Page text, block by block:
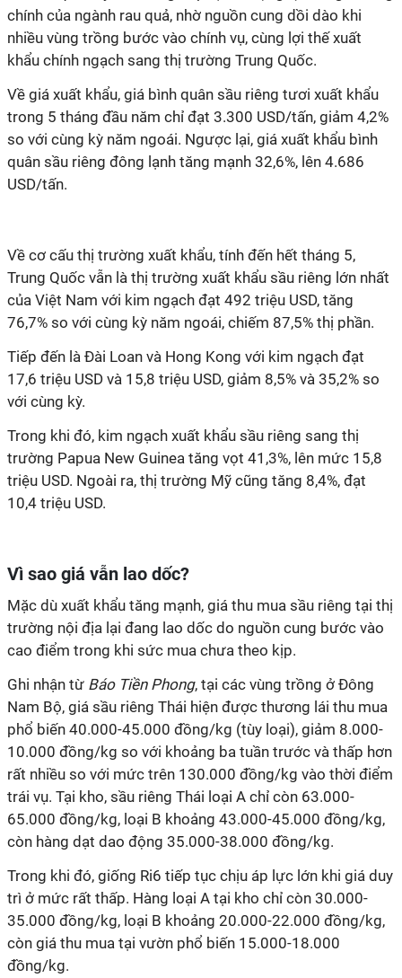
chính của ngành rau quả, nhờ nguồn cung dồi dào khi
nhiều vùng trồng bước vào chính vụ, cùng lợi thế xuất
khẩu chính ngạch sang thị trường Trung Quốc.
Về giá xuất khẩu, giá bình quân sầu riêng tươi xuất khẩu
trong 5 tháng đầu năm chỉ đạt 3.300 USD/tấn, giảm 4,2%
so với cùng kỳ năm ngoái. Ngược lại, giá xuất khẩu bình
quân sầu riêng đông lạnh tăng mạnh 32,6%, lên 4.686
USD/tấn.
Về cơ cấu thị trường xuất khẩu, tính đến hết tháng 5,
Trung Quốc vẫn là thị trường xuất khẩu sầu riêng lớn nhất
của Việt Nam với kim ngạch đạt 492 triệu USD, tăng
76,7% so với cùng kỳ năm ngoái, chiếm 87,5% thị phần.
Tiếp đến là Đài Loan và Hong Kong với kim ngạch đạt
17,6 triệu USD và 15,8 triệu USD, giảm 8,5% và 35,2% so
với cùng kỳ.
Trong khi đó, kim ngạch xuất khẩu sầu riêng sang thị
trường Papua New Guinea tăng vọt 41,3%, lên mức 15,8
triệu USD. Ngoài ra, thị trường Mỹ cũng tăng 8,4%, đạt
10,4 triệu USD.
Vì sao giá vẫn lao dốc?
Mặc dù xuất khẩu tăng mạnh, giá thu mua sầu riêng tại thị
trường nội địa lại đang lao dốc do nguồn cung bước vào
cao điểm trong khi sức mua chưa theo kịp.
Ghi nhận từ Báo Tiền Phong, tại các vùng trồng ở Đông
Nam Bộ, giá sầu riêng Thái hiện được thương lái thu mua
phổ biến 40.000-45.000 đồng/kg (tùy loại), giảm 8.000-
10.000 đồng/kg so với khoảng ba tuần trước và thấp hơn
rất nhiều so với mức trên 130.000 đồng/kg vào thời điểm
trái vụ. Tại kho, sầu riêng Thái loại A chỉ còn 63.000-
65.000 đồng/kg, loại B khoảng 43.000-45.000 đồng/kg,
còn hàng dạt dao động 35.000-38.000 đồng/kg.
Trong khi đó, giống Ri6 tiếp tục chịu áp lực lớn khi giá duy
trì ở mức rất thấp. Hàng loại A tại kho chỉ còn 30.000-
35.000 đồng/kg, loại B khoảng 20.000-22.000 đồng/kg,
còn giá thu mua tại vườn phổ biến 15.000-18.000
đồng/kg.